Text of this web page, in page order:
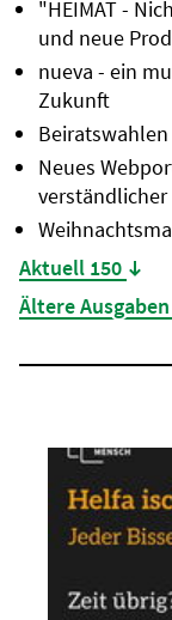
"HEIMAT -
und neue
nueva - ein
Zukunft
Beiratswahlen
Neues
verständlicher
Aktuell 150
Ältere